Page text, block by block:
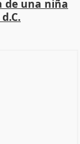
de una niña